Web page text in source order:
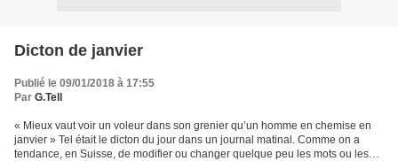
Dicton de janvier
Publié le 09/01/2018 à 17:55
Par G.Tell
« Mieux vaut voir un voleur dans son grenier qu’un homme en chemise en
janvier » Tel était le dicton du jour dans un journal matinal. Comme on a
tendance, en Suisse, de modifier ou changer quelque peu les mots ou les